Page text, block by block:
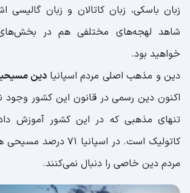
زبان باسکی، زبان کاتالان و زبان گالیسی
شاهد لهجه‌های مختلفی هم در بخش‌های
خواهید بود.
دین و مذهب اصلی مردم اسپانیادین
اکنون دین رسمی در قانون این کشور وجود
تنهای مذهبی که در این کشور آموزش
مردم دین خاصی را دنبال نمی‌کنند.